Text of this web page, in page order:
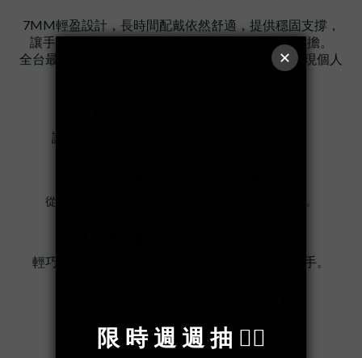
7MM輕盈設計，長時間配戴依然舒適，提供穩固支撐，
讓手機隨手可得。25cm腕繩長度，輕巧好搭不負擔。
全台最多彩經典配色，輕鬆搭配各種日常造型，展現個人
讓手機時刻在手邊，體驗更便捷的生活型態。
從清新柔和到個性撞色，輕鬆找到最適合自己的風格。
輕巧不厚重，手持使用舒適自在，日常攜帶更順手。
選用特殊金屬材質，耐用且不易生鏽